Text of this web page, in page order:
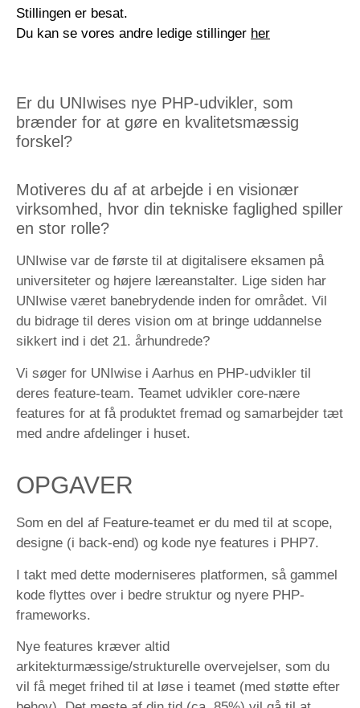
Stillingen er besat.
Du kan se vores andre ledige stillinger her
Er du UNIwises nye PHP-udvikler, som
brænder for at gøre en kvalitetsmæssig
forskel?
Motiveres du af at arbejde i en visionær
virksomhed, hvor din tekniske faglighed spiller
en stor rolle?
UNIwise var de første til at digitalisere eksamen på
universiteter og højere læreanstalter. Lige siden har
UNIwise været banebrydende inden for området. Vil
du bidrage til deres vision om at bringe uddannelse
sikkert ind i det 21. århundrede?
Vi søger for UNIwise i Aarhus en PHP-udvikler til
deres feature-team. Teamet udvikler core-nære
features for at få produktet fremad og samarbejder tæt
med andre afdelinger i huset.
OPGAVER
Som en del af Feature-teamet er du med til at scope,
designe (i back-end) og kode nye features i PHP7.
I takt med dette moderniseres platformen, så gammel
kode flyttes over i bedre struktur og nyere PHP-
frameworks.
Nye features kræver altid
arkitekturmæssige/strukturelle overvejelser, som du
vil få meget frihed til at løse i teamet (med støtte efter